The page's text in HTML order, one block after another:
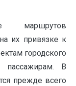
маршрутов
их привязке к
городского
пассажирам. В
прежде всего